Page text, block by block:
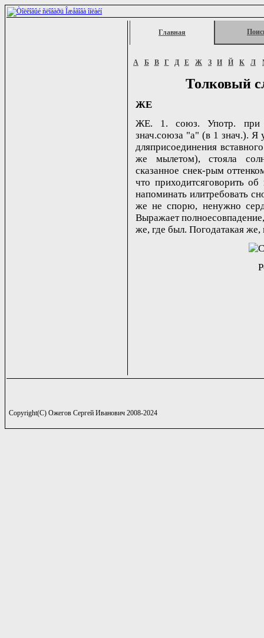
Главная
А Б В Г Д Е Ж З И Й К Л
Толковый
ЖЕ
ЖЕ. 1. союз. Употр. при
знач.союза "а" (в 1 знач.). Я
дляприсоединения
же мылетом), стояла
сказанное снек-рым
что приходитсяговорить
напоминать илитребовать
же не спорю, ненужно
Выражает
же, где был. Погодатакая же,
Copyright(C) Ожегов Сергей Иванович 2008-2024